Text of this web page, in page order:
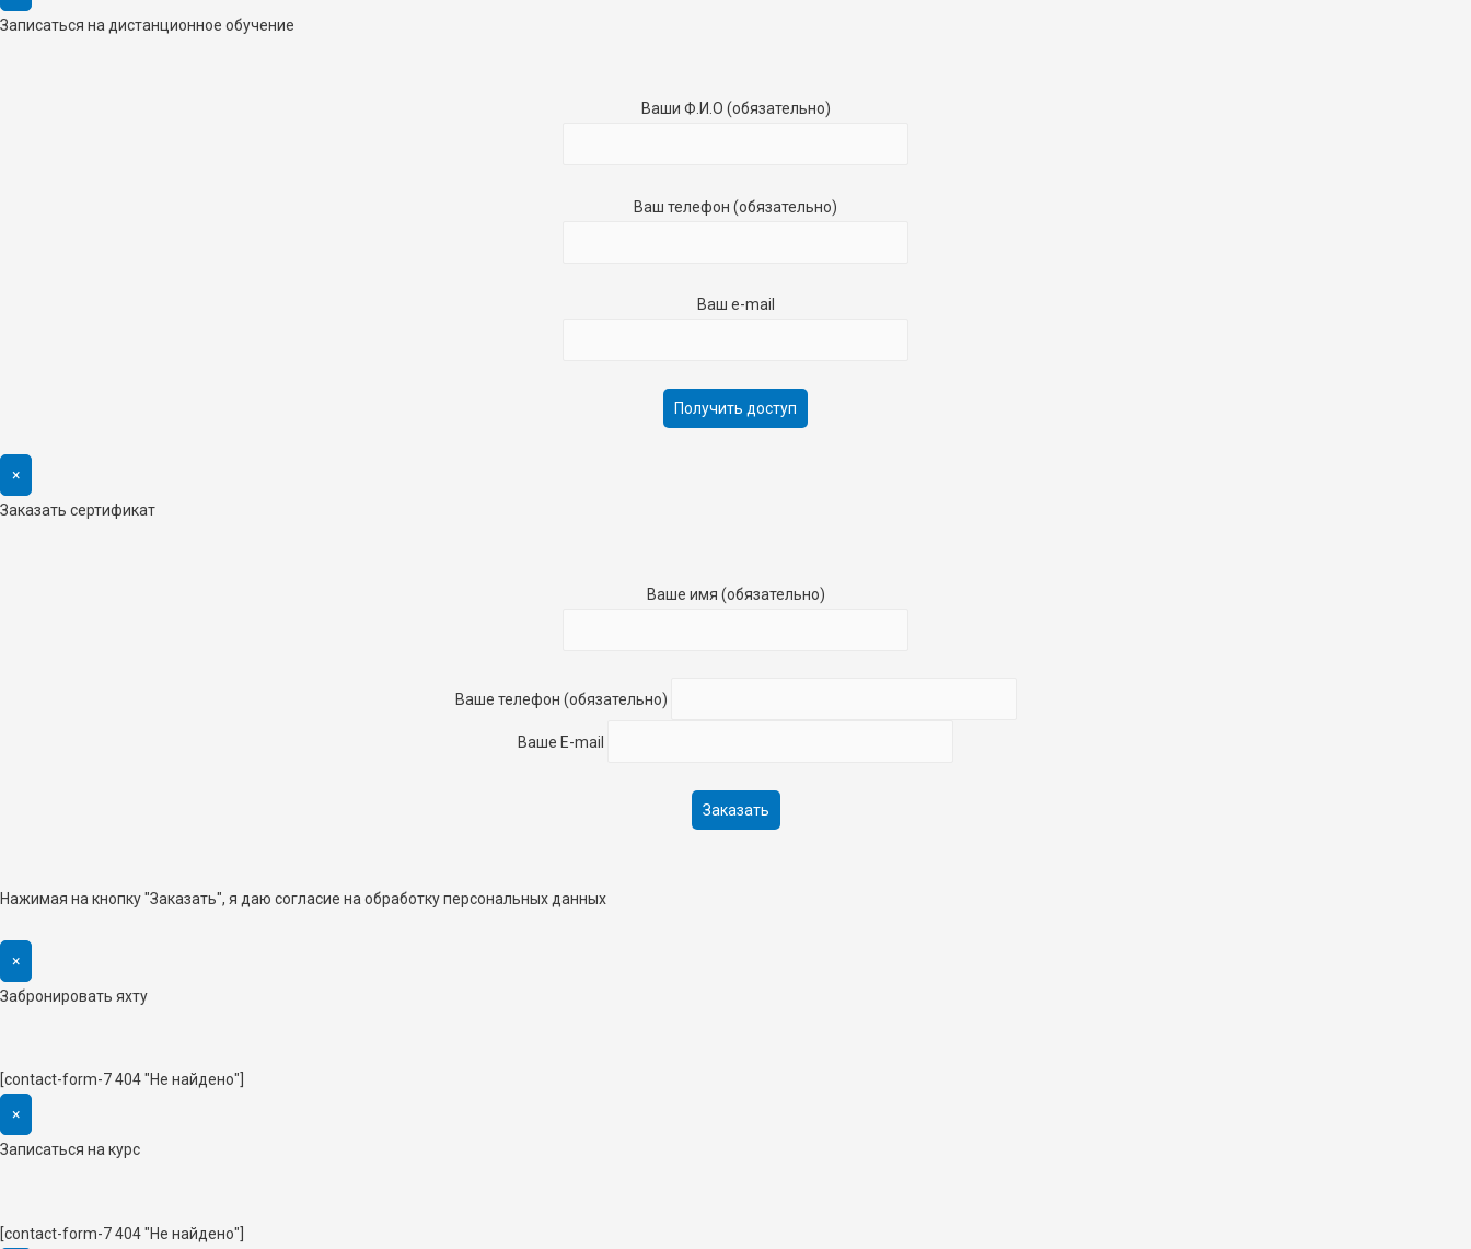
Записаться на дистанционное обучение
Ваши Ф.И.О (обязательно)
Ваш телефон (обязательно)
Ваш e-mail
×
Заказать сертификат
Ваше имя (обязательно)
Ваше телефон (обязательно)
Ваше E-mail
Нажимая на кнопку "Заказать", я даю согласие на обработку персональных данных
×
Забронировать яхту
[contact-form-7 404 "Не найдено"]
×
Записаться на курс
[contact-form-7 404 "Не найдено"]